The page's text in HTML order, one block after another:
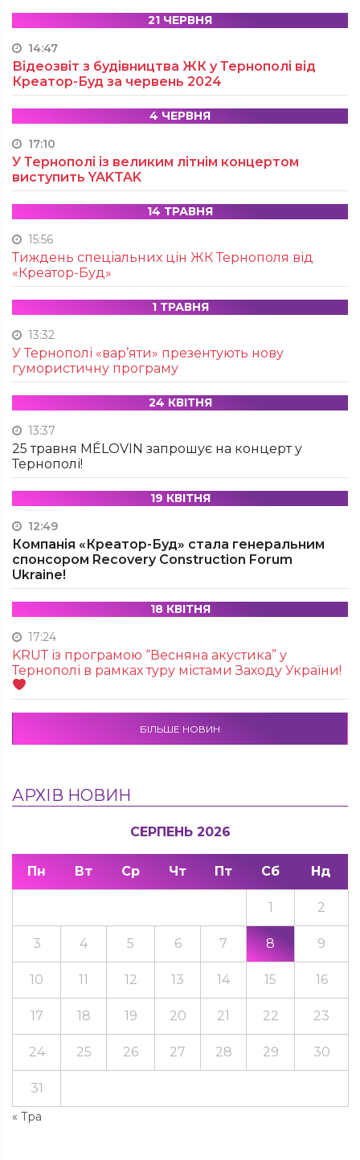
21 ЧЕРВНЯ
14:47
Відеозвіт з будівництва ЖК у Тернополі від
Креатор-Буд за червень 2024
4 ЧЕРВНЯ
17:10
У Тернополі із великим літнім концертом
виступить YAKTAK
14 ТРАВНЯ
15:56
Тиждень спеціальних цін ЖК Тернополя від
«Креатор-Буд»
1 ТРАВНЯ
13:32
У Тернополі «вар’яти» презентують нову
гумористичну програму
24 КВІТНЯ
13:37
25 травня MÉLOVIN запрошує на концерт у
Тернополі!
19 КВІТНЯ
12:49
Компанія «Креатор-Буд» стала генеральним
спонсором Recovery Construction Forum
Ukraine!
18 КВІТНЯ
17:24
KRUТ із програмою “Весняна акустика” у
Тернополі в рамках туру містами Заходу України!
БІЛЬШЕ НОВИН
АРХІВ НОВИН
СЕРПЕНЬ 2026
Пн Вт Ср Чт Пт Сб Нд
« Тра
1 2
3 4 5 6 7 8 9
10 11 12 13 14 15 16
17 18 19 20 21 22 23
24 25 26 27 28 29 30
31